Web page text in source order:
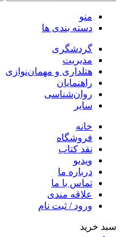
منو
دسته بندی ها
گردشگری
مدیریت
هتلداری و مهمان‌نوازی
راهنمایان
روان‌شناسی
سایر
خانه
فروشگاه
نقد کتاب
ویدیو
درباره‌ ما
تماس با ما
علاقه مندی
ورود / ثبت نام
سبد خرید